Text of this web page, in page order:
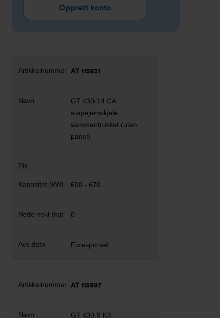
Opprett konto
AT 115931
GT 430-14 CA
støpejernskjele,
sammentrukket (uten
panel)
600 - 670
0
Forespørsel
AT 115897
GT 430-9 K3